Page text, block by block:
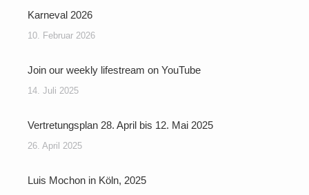
Karneval 2026
10. Februar 2026
Join our weekly lifestream on YouTube
14. Juli 2025
Vertretungsplan 28. April bis 12. Mai 2025
26. April 2025
Luis Mochon in Köln, 2025